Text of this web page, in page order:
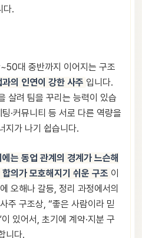
다.
대 중반까지 이어지는 구조
과의 인연이 강한 사주 입니다.
살려 팀을 꾸리는 능력이 있습
·커뮤니티 등 서로 다른 역량을
지가 나기 쉽습니다.
에는 동업 관계의 경계가 느슨해
의가 모호해지기 쉬운 구조 이
오해나 갈등, 정리 과정에서의
주 구조상, “좋은 사람이라 믿
있어서, 초기에 계약·지분 구
니다.